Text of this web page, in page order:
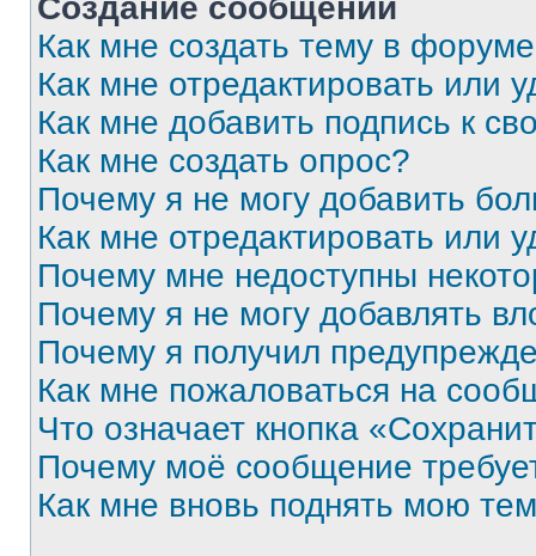
Создание сообщений
Как мне создать тему в
Как мне отредактировать или
Как мне добавить подпись к
Как мне создать опрос?
Почему я не могу добавить
Как мне отредактировать или
Почему мне недоступны
Почему я не могу добавлять
Почему я получил
Как мне пожаловаться на
Что означает кнопка
Почему моё сообщение
Как мне вновь поднять мою